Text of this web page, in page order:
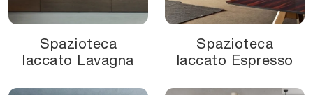
Spazioteca
laccato Lavagna
Spazioteca
laccato Espresso